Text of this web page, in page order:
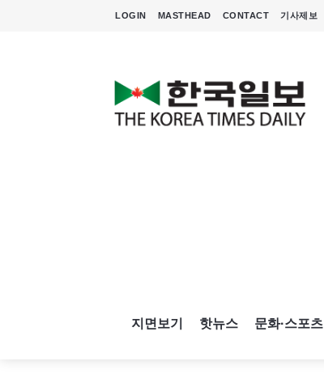
LOGIN MASTHEAD CONTACT 기사제보
지면보기 핫뉴스 문화·스포츠